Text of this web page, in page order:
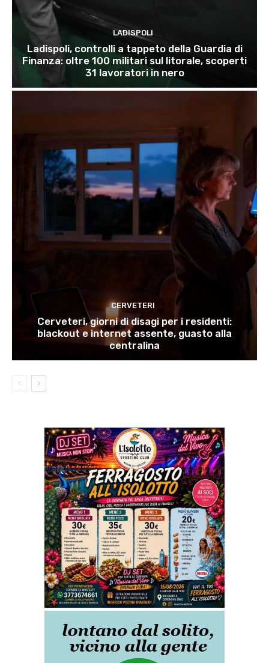
LADISPOLI
Ladispoli, controlli a tappeto della Guardia di
Finanza: oltre 100 militari sul litorale, scoperti
31 lavoratori in nero
CERVETERI
Cerveteri, giorni di disagi per i residenti:
blackout e internet assente, guasto alla
centralina